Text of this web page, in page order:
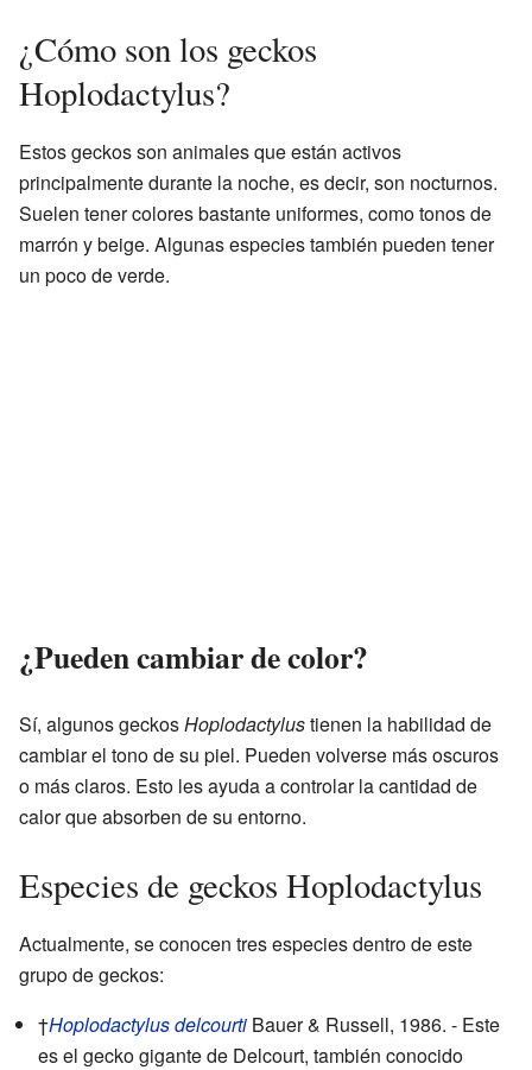
¿Cómo son los geckos
Hoplodactylus?
Estos geckos son animales que están activos
principalmente durante la noche, es decir, son nocturnos.
Suelen tener colores bastante uniformes, como tonos de
marrón y beige. Algunas especies también pueden tener
un poco de verde.
¿Pueden cambiar de color?
Sí, algunos geckosHoplodactylustienen la habilidad de
cambiar el tono de su piel. Pueden volverse más oscuros
o más claros. Esto les ayuda a controlar la cantidad de
calor que absorben de su entorno.
Especies de geckos Hoplodactylus
Actualmente, se conocen tres especies dentro de este
grupo de geckos:
†Hoplodactylus delcourti Bauer & Russell, 1986. - Este
es el gecko gigante de Delcourt, también conocido